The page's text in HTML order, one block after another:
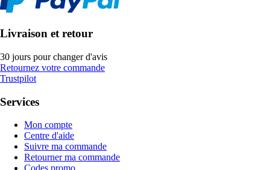
Livraison et retour
30 jours pour changer d'avis
Retournez votre commande
Trustpilot
Services
Mon compte
Centre d'aide
Suivre ma commande
Retourner ma commande